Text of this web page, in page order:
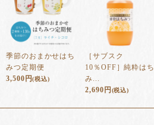
季節のおまかせはち
みつ定期便
3,500円(税込)
［サブスク
10％OFF］純粋はち
み...
2,690円(税込)